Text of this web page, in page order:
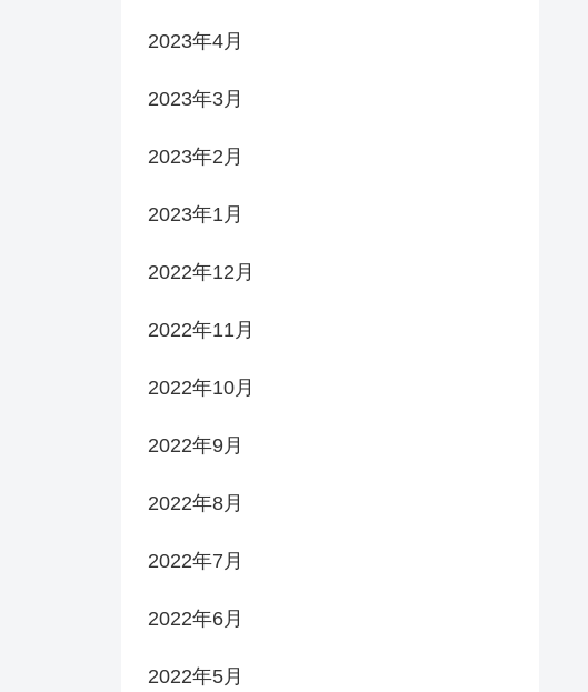
2023年4月
2023年3月
2023年2月
2023年1月
2022年12月
2022年11月
2022年10月
2022年9月
2022年8月
2022年7月
2022年6月
2022年5月